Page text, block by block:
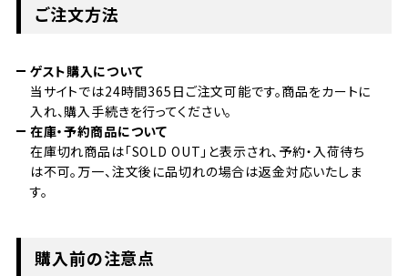
ご注文方法
ゲスト購入について
当サイトでは24時間365日ご注文可能です。商品をカートに
入れ、購入手続きを行ってください。
在庫・予約商品について
在庫切れ商品は「SOLD OUT」と表示され、予約・入荷待ち
は不可。万一、注文後に品切れの場合は返金対応いたしま
す。
購入前の注意点